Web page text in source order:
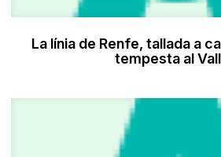
La línia de Renfe, tallada a
tempesta al